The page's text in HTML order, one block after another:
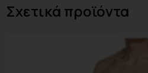
Σχετικά προϊόντα